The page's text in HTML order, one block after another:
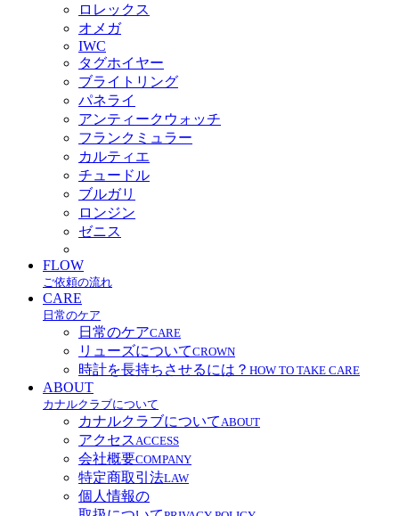
ロレックス
オメガ
IWC
タグホイヤー
ブライトリング
パネライ
アンティークウォッチ
フランクミュラー
カルティエ
チュードル
ブルガリ
ロンジン
ゼニス
FLOW
ご依頼の流れ
CARE
日常のケア
日常のケアCARE
リューズについてCROWN
時計を長持ちさせるには？ HOW TO TAKE CARE
ABOUT
カナルクラブについて
カナルクラブについて ABOUT
アクセス ACCESS
会社概要COMPANY
特定商取引法LAW
個人情報の